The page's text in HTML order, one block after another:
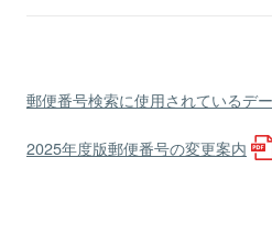
郵便番号検索に使用されているデ
2025年度版郵便番号の変更案内